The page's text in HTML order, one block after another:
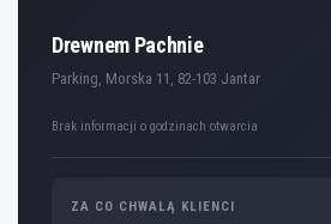
Drewnem Pachnie
Parking, Morska 11, 82-103 Jantar
Brak informacji o godzinach otwarcia
ZA CO CHWALĄ KLIENCI